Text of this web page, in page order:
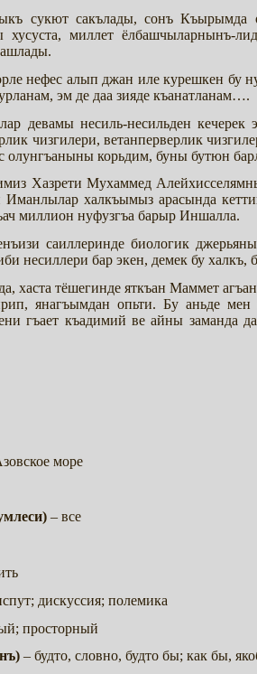
сукют сакълады, сонъ Къырымда
хусуста, миллет ёлбашчыларнынъ-
нефес алып джан иле курешкен бу
эм де даа зияде къанатланам….
девамы несиль-несильден
чизгилери, ветанперверлик
олунгъаныны корьдим, буны бутюн
Хазрети Мухаммед
Иманлылар халкъымыз арасында
миллион нуфузгъа барыр Иншалла.
саиллеринде биологик
несиллери бар экен, демек бу
хаста тёшегинде яткъан Маммет
янагъымдан опьти. Бу аньде
гъает къадимий ве айны
море
– все
дискуссия; полемика
просторный
– будто, словно, будто бы; как бы,